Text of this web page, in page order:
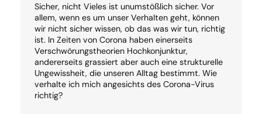
Sicher, nicht Vieles ist unumstößlich sicher. Vor
allem, wenn es um unser Verhalten geht, können
wir nicht sicher wissen, ob das was wir tun, richtig
ist. In Zeiten von Corona haben einerseits
Verschwörungstheorien Hochkonjunktur,
andererseits grassiert aber auch eine strukturelle
Ungewissheit, die unseren Alltag bestimmt. Wie
verhalte ich mich angesichts des Corona-Virus
richtig?